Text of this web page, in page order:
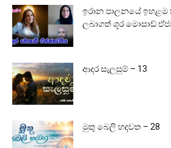
ඉරාන පාලනයේ
ලබාගත් ශූර මොසාඩ්
ආදර සැලසුම් – 13
මුතු බෙලි හදවත – 28